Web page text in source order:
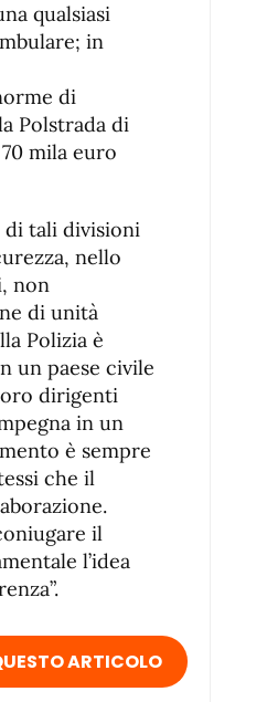
qualsiasi
in
di
Polstrada di
mila euro
di tali divisioni
nello
non
di unità
Polizia è
un paese civile
dirigenti
in un
è sempre
che il
il
l’idea
ARTICOLO